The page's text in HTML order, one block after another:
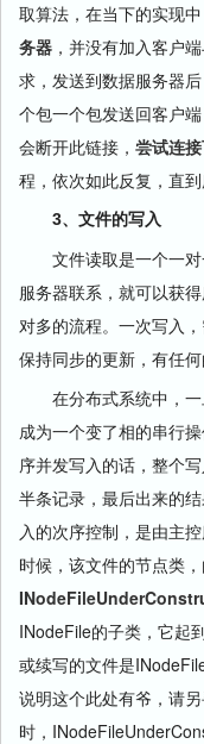
取算法，在当下的实现
务器 ，并没有加入客户
求，发送到数据服务器
个包一个包发送回客户
会断开此链接， 尝试连
程，依次如此反复，直
3、文件的写入
文件读取是一个一对
服务器联系，就可以获
对多的流程。一次写入
保持同步的更新，有任
在分布式系统中，一
成为一个变了相的串行
序并发写入的话，整个
半条记录，最后出来的
入的次序控制，是由主
时候，该文件的节点类
INodeFile的子类，它起
或续写的文件是
说明这个此处有爷，请
时，